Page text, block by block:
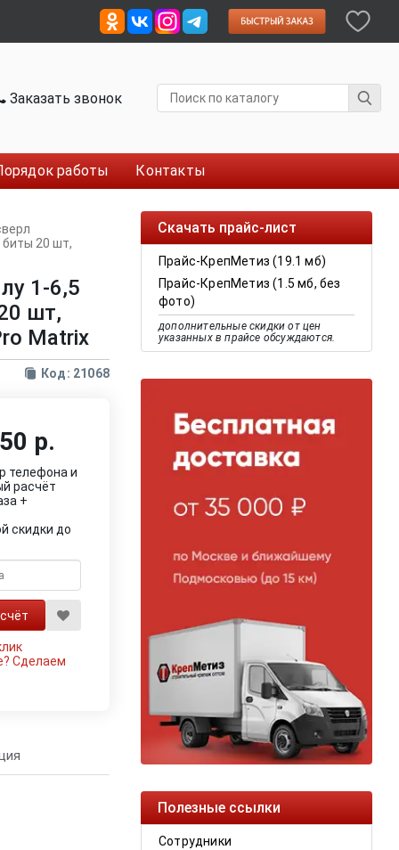
Заказать звонок
работы Контакты
Скачать прайс-лист
Прайс-КрепМетиз (19.1 мб)
Прайс-КрепМетиз (1.5 мб, без
фото)
дополнительные скидки от цен
указанных в прайсе обсуждаются.
Полезные ссылки
Сотрудники
биты 20 шт,
1-6,5
шт,
Matrix
Код: 21068
р.
телефона и
расчёт
+
скидки до
Сделаем